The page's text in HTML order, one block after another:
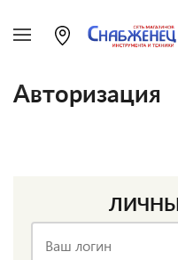
Авторизация
Ваш логин